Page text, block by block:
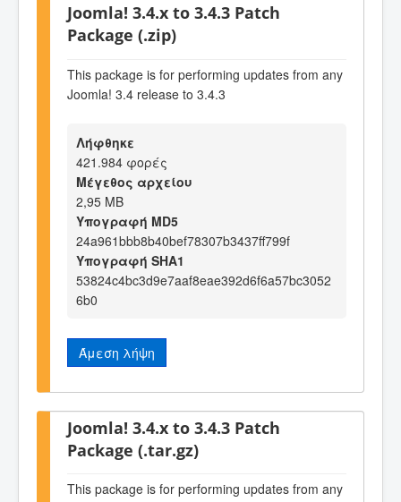
Joomla! 3.4.x to 3.4.3 Patch
Package (.zip)
This package is for performing updates from any
Joomla! 3.4 release to 3.4.3
Λήφθηκε
421.984 φορές
Μέγεθος αρχείου
2,95 MB
Υπογραφή MD5
24a961bbb8b40bef78307b3437ff799f
Υπογραφή SHA1
53824c4bc3d9e7aaf8eae392d6f6a57bc3052
6b0
Άμεση λήψη
Joomla! 3.4.x to 3.4.3 Patch
Package (.tar.gz)
This package is for performing updates from any